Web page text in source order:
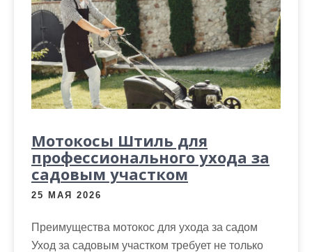
Мотокосы Штиль для
профессионального ухода за
садовым участком
25 МАЯ 2026
Преимущества мотокос для ухода за садом
Уход за садовым участком требует не только